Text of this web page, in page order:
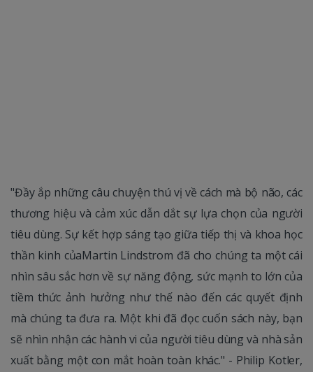
"Đầy ắp những câu chuyện thú vị về cách mà bộ não, các
thương hiệu và cảm xúc dẫn dắt sự lựa chọn của người
tiêu dùng. Sự kết hợp sáng tạo giữa tiếp thị và khoa học
thần kinh củaMartin Lindstrom đã cho chúng ta một cái
nhìn sâu sắc hơn về sự năng động, sức mạnh to lớn của
tiềm thức ảnh hưởng như thế nào đến các quyết định
mà chúng ta đưa ra. Một khi đã đọc cuốn sách này, bạn
sẽ nhìn nhận các hành vi của người tiêu dùng và nhà sản
xuất bằng một con mắt hoàn toàn khác." - Philip Kotler,